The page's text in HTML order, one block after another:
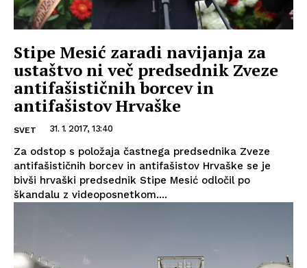
Stipe Mesić zaradi navijanja za
ustaštvo ni več predsednik Zveze
antifašističnih borcev in
antifašistov Hrvaške
SVET 31. 1. 2017, 13:40
Za odstop s položaja častnega predsednika Zveze
antifašističnih borcev in antifašistov Hrvaške se je
bivši hrvaški predsednik Stipe Mesić odločil po
škandalu z videoposnetkom....